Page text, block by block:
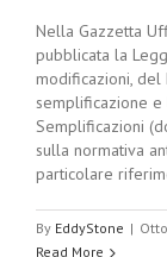
Nella Gazzetta
pubblicata la
modificazioni, del
semplificazione e
Semplificazioni
sulla normativa
particolare
By EddyStone |
Read More